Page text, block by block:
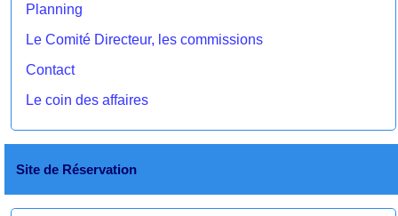
Planning
Le Comité Directeur, les commissions
Contact
Le coin des affaires
Site de Réservation